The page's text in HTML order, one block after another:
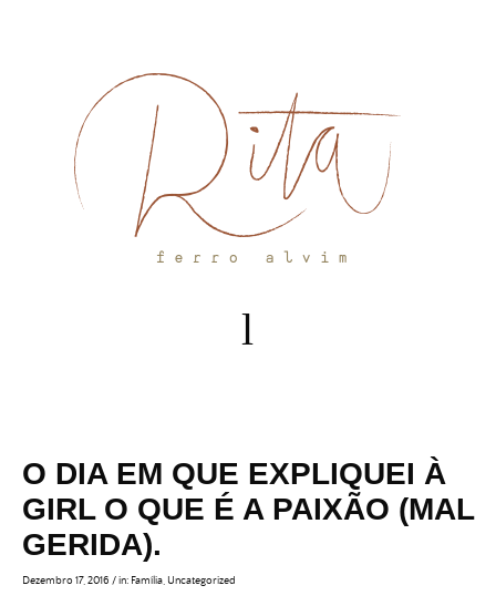
O DIA EM QUE EXPLIQUEI À
GIRL O QUE É A PAIXÃO (MAL
GERIDA).
Dezembro 17, 2016 /in: Família Uncategorized